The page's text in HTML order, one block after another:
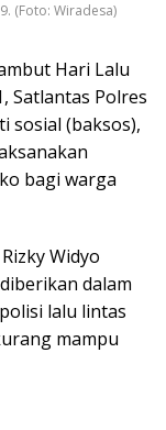
(Foto: Wiradesa)
Hari Lalu
Satlantas Polres
sosial (baksos),
bagi warga
Widyo
dalam
lalu lintas
mampu